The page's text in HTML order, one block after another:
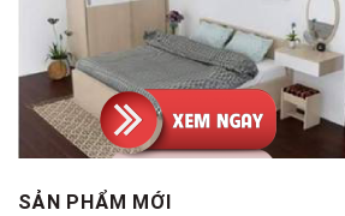
SẢN PHẨM MỚI